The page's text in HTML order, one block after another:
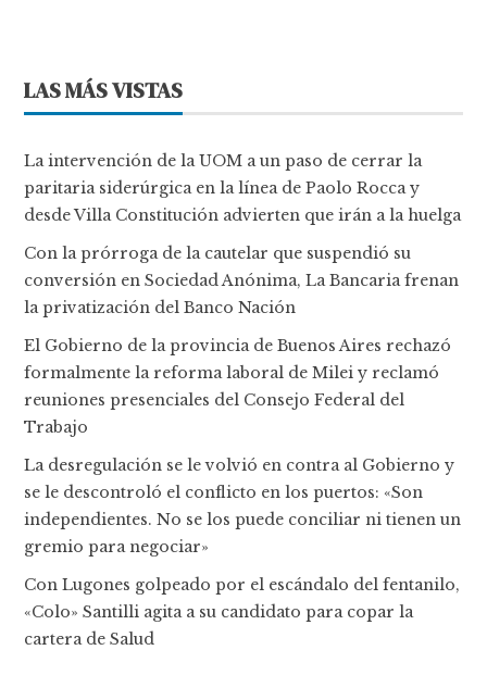
LAS MÁS VISTAS
La intervención de la UOM a un paso de cerrar la
paritaria siderúrgica en la línea de Paolo Rocca y
desde Villa Constitución advierten que irán a la huelga
Con la prórroga de la cautelar que suspendió su
conversión en Sociedad Anónima, La Bancaria frenan
la privatización del Banco Nación
El Gobierno de la provincia de Buenos Aires rechazó
formalmente la reforma laboral de Milei y reclamó
reuniones presenciales del Consejo Federal del
Trabajo
La desregulación se le volvió en contra al Gobierno y
se le descontroló el conflicto en los puertos: «Son
independientes. No se los puede conciliar ni tienen un
gremio para negociar»
Con Lugones golpeado por el escándalo del fentanilo,
«Colo» Santilli agita a su candidato para copar la
cartera de Salud